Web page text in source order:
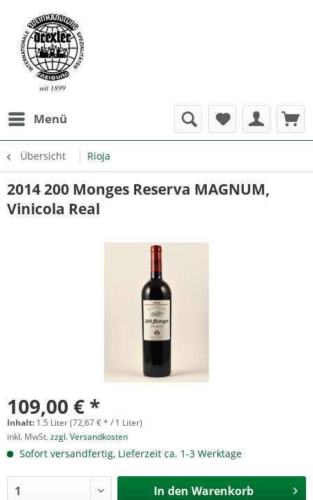
Menü
Übersicht Rioja
2014 200 Monges Reserva MAGNUM,
Vinicola Real
109,00 € *
Inhalt: 1.5 Liter (72,67 € * / 1 Liter)
inkl. MwSt.zzgl. Versandkosten
Sofort versandfertig, Lieferzeit ca. 1-3 Werktage
In den Warenkorb